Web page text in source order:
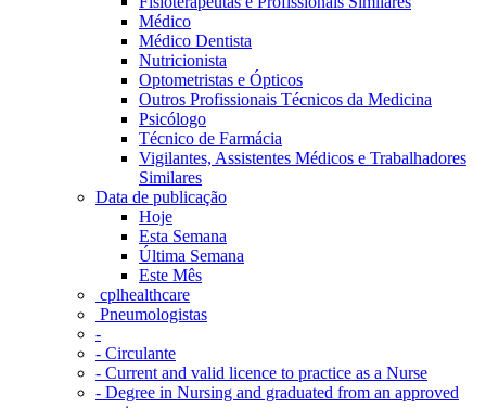
Médico
Médico Dentista
Nutricionista
Optometristas e Ópticos
Outros Profissionais Técnicos da Medicina
Psicólogo
Técnico de Farmácia
Vigilantes, Assistentes Médicos e Trabalhadores
Similares
Data de publicação
Hoje
Esta Semana
Última Semana
Este Mês
‎ cplhealthcare‬
Pneumologistas
-
- Circulante
- Current and valid licence to practice as a Nurse
- Degree in Nursing and graduated from an approved